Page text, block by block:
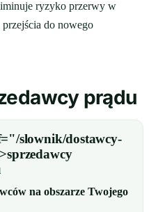
ryzyko przerwy w
do nowego
prądu
slownik/dostawcy-
na obszarze Twojego